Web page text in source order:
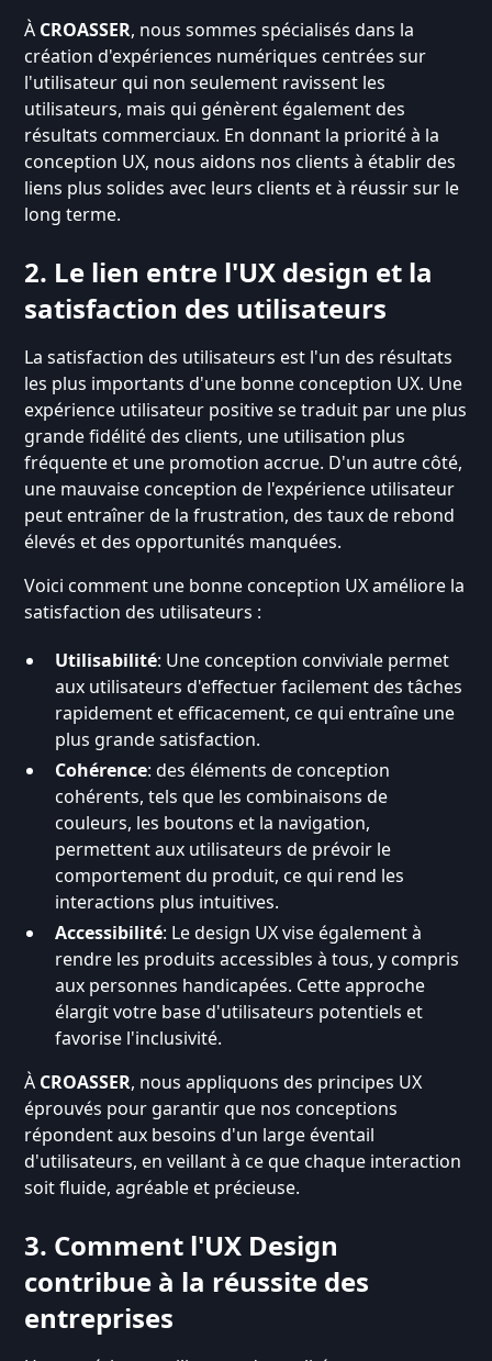
À CROASSER, nous sommes spécialisés dans la
création d'expériences numériques centrées sur
l'utilisateur qui non seulement ravissent les
utilisateurs, mais qui génèrent également des
résultats commerciaux. En donnant la priorité à la
conception UX, nous aidons nos clients à établir des
liens plus solides avec leurs clients et à réussir sur le
long terme.
2. Le lien entre l'UX design et la
satisfaction des utilisateurs
La satisfaction des utilisateurs est l'un des résultats
les plus importants d'une bonne conception UX. Une
expérience utilisateur positive se traduit par une plus
grande fidélité des clients, une utilisation plus
fréquente et une promotion accrue. D'un autre côté,
une mauvaise conception de l'expérience utilisateur
peut entraîner de la frustration, des taux de rebond
élevés et des opportunités manquées.
Voici comment une bonne conception UX améliore la
satisfaction des utilisateurs :
Utilisabilité: Une conception conviviale permet
aux utilisateurs d'effectuer facilement des tâches
rapidement et efficacement, ce qui entraîne une
plus grande satisfaction.
Cohérence: des éléments de conception
cohérents, tels que les combinaisons de
couleurs, les boutons et la navigation,
permettent aux utilisateurs de prévoir le
comportement du produit, ce qui rend les
interactions plus intuitives.
Accessibilité: Le design UX vise également à
rendre les produits accessibles à tous, y compris
aux personnes handicapées. Cette approche
élargit votre base d'utilisateurs potentiels et
favorise l'inclusivité.
À CROASSER, nous appliquons des principes UX
éprouvés pour garantir que nos conceptions
répondent aux besoins d'un large éventail
d'utilisateurs, en veillant à ce que chaque interaction
soit fluide, agréable et précieuse.
3. Comment l'UX Design
contribue à la réussite des
entreprises